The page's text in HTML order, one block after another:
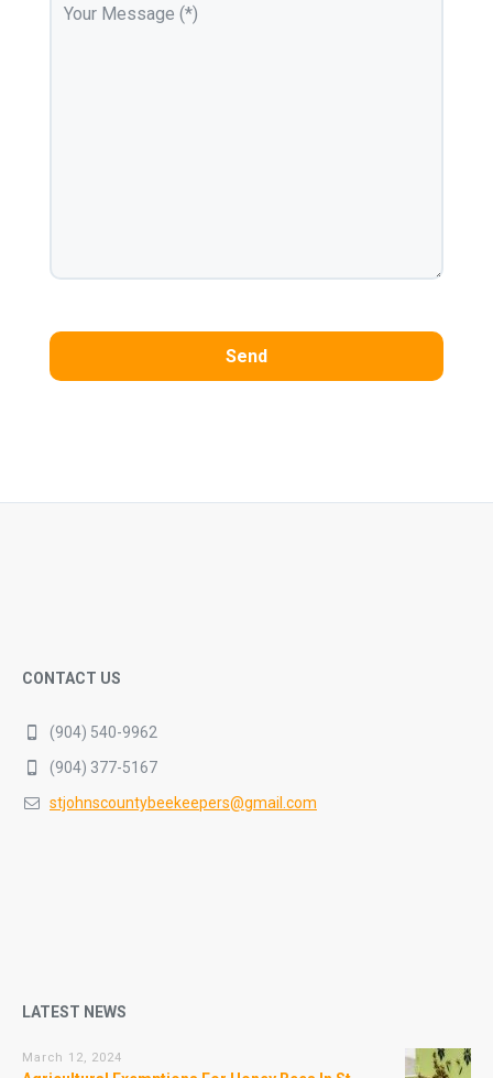
CONTACT US
(904) 540-9962
(904) 377-5167
stjohnscountybeekeepers@gmail.com
LATEST NEWS
March 12, 2024